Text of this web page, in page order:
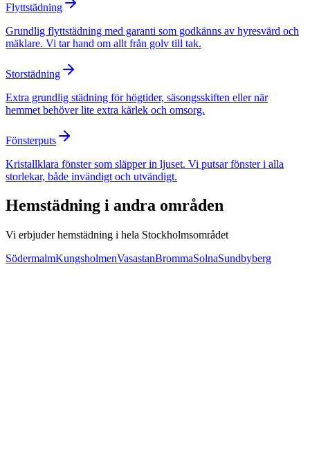
Flyttstädning
Grundlig flyttstädning med garanti som godkänns av hyresvärd och
mäklare. Vi tar hand om allt från golv till tak.
Storstädning
Extra grundlig städning för högtider, säsongsskiften eller när
hemmet behöver lite extra kärlek och omsorg.
Fönsterputs
Kristallklara fönster som släpper in ljuset. Vi putsar fönster i alla
storlekar, både invändigt och utvändigt.
Hemstädning i andra områden
Vi erbjuderhemstädning i hela Stockholmsområdet
SödermalmKungsholmenVasastanBrommaSolnaSundbyberg